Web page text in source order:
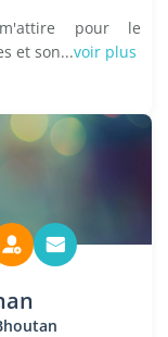
pour le
et son...voir plus